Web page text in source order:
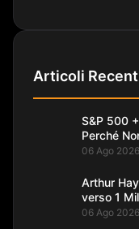
Articoli
S&P 500
Perché
06 Ago 2026
Arthur
verso 1
06 Ago 2026